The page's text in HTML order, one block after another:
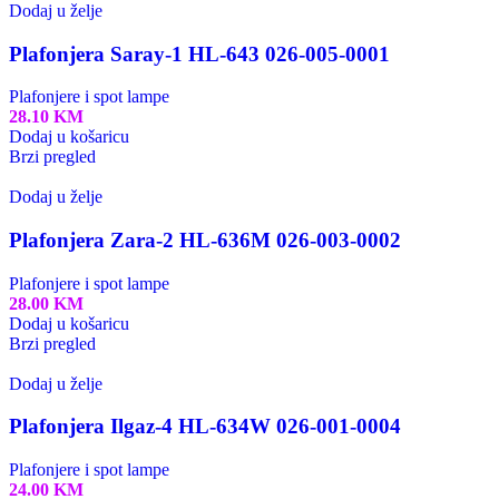
Dodaj u želje
Plafonjera Saray-1 HL-643 026-005-0001
Plafonjere i spot lampe
28.10 KM
Dodaj u košaricu
Brzi pregled
Dodaj u želje
Plafonjera Zara-2 HL-636M 026-003-0002
Plafonjere i spot lampe
28.00 KM
Dodaj u košaricu
Brzi pregled
Dodaj u želje
Plafonjera Ilgaz-4 HL-634W 026-001-0004
Plafonjere i spot lampe
24.00 KM